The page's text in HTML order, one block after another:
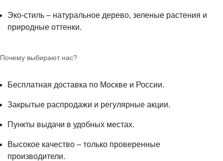
Эко-стиль – натуральное дерево, зеленые растения и
природные оттенки.
Почему выбирают нас?
Бесплатная доставка по Москве и России.
Закрытые распродажи и регулярные акции.
Пункты выдачи в удобных местах.
Высокое качество – только проверенные
производители.